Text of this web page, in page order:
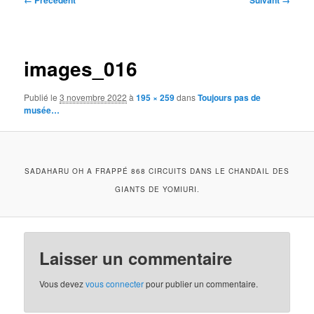
images_016
Publié le3 novembre 2022 à195 × 259dansToujours pas de
musée…
SADAHARU OH A FRAPPÉ 868 CIRCUITS DANS LE CHANDAIL DES
GIANTS DE YOMIURI.
Laisser un commentaire
Vous devezvous connecterpour publier un commentaire.